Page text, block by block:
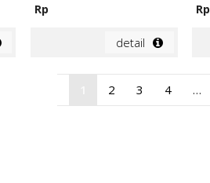
Rp
detail
Rp
2 3 4 …